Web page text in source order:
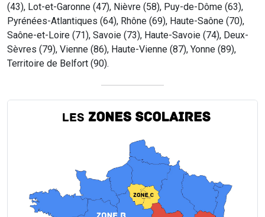
(43), Lot-et-Garonne (47), Nièvre (58), Puy-de-Dôme (63),
Pyrénées-Atlantiques (64), Rhône (69), Haute-Saône (70),
Saône-et-Loire (71), Savoie (73), Haute-Savoie (74), Deux-
Sèvres (79), Vienne (86), Haute-Vienne (87), Yonne (89),
Territoire de Belfort (90).